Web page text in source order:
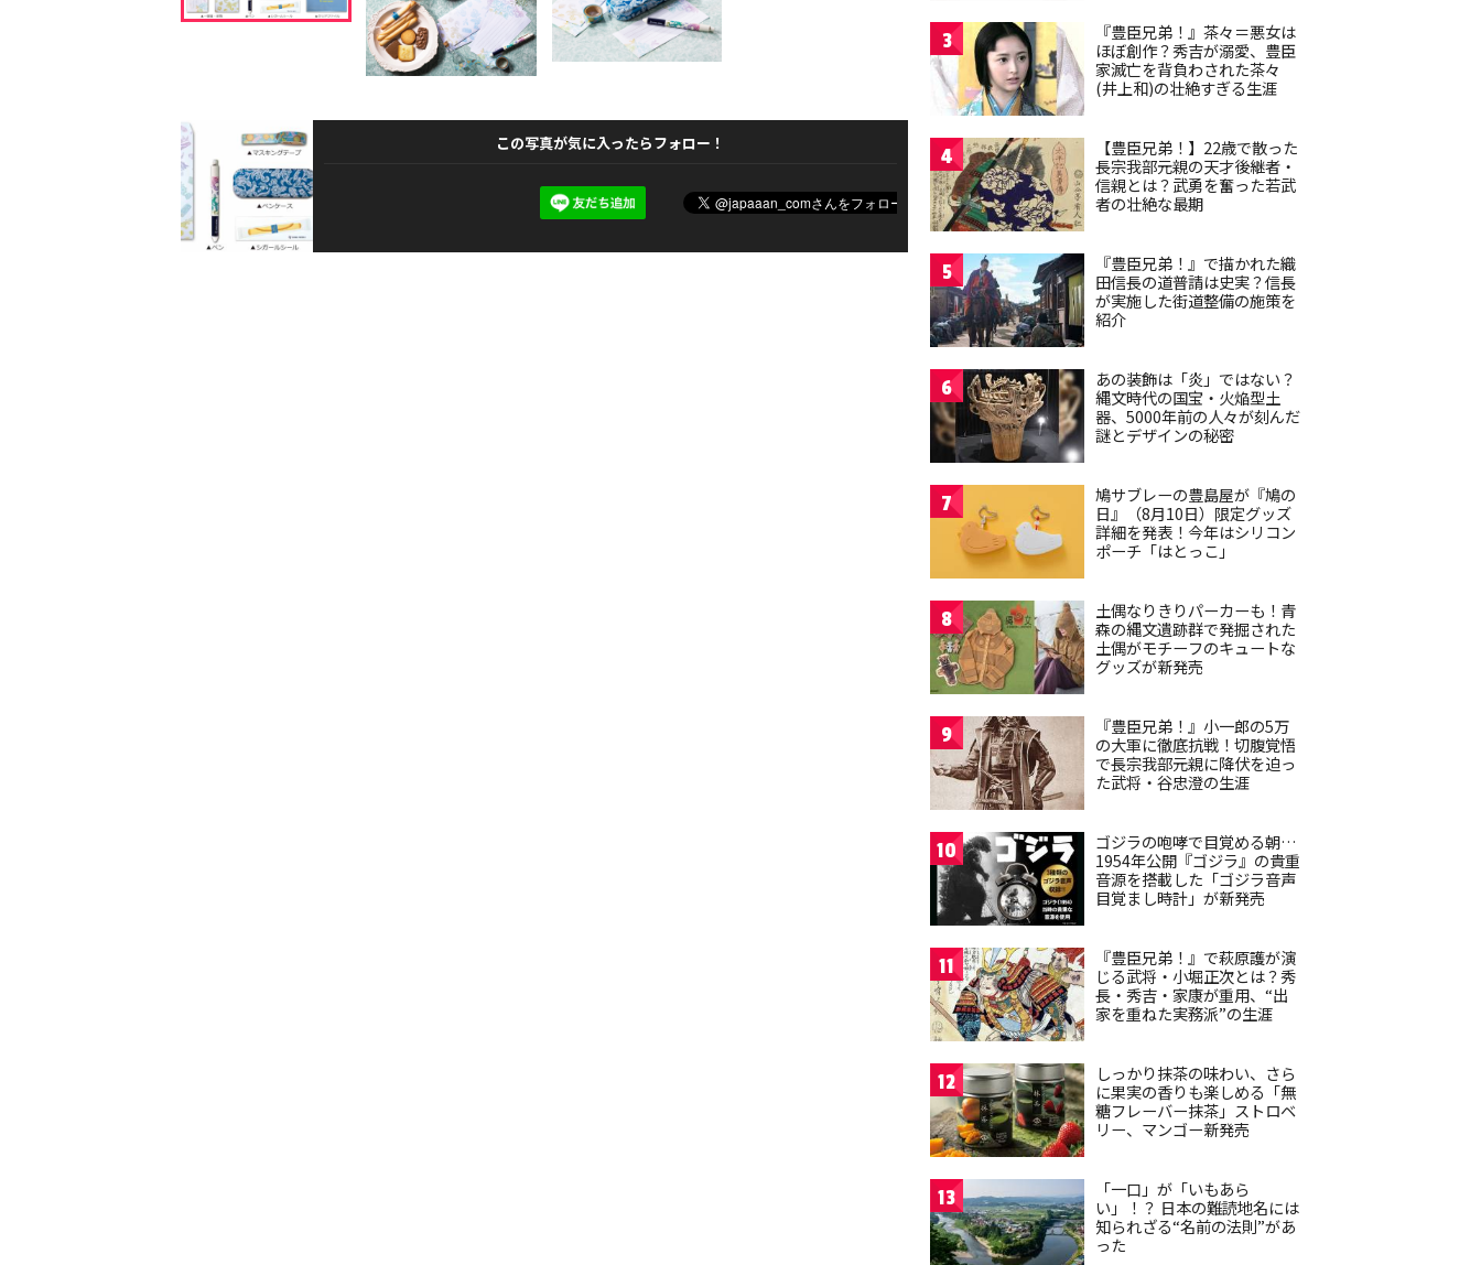
この写真が気に入ったらフォロー！
3
『豊臣兄弟！』茶々＝悪女は
ほぼ創作？秀吉が溺愛、豊臣
家滅亡を背負わされた茶々
(井上和)の壮絶すぎる生涯
4
【豊臣兄弟！】22歳で散った
長宗我部元親の天才後継者・
信親とは？武勇を奮った若武
者の壮絶な最期
5
『豊臣兄弟！』で描かれた織
田信長の道普請は史実？信長
が実施した街道整備の施策を
紹介
6
あの装飾は「炎」ではない？
縄文時代の国宝・火焔型土
器、5000年前の人々が刻んだ
謎とデザインの秘密
7
鳩サブレーの豊島屋が『鳩の
日』（8月10日）限定グッズ
詳細を発表！今年はシリコン
ポーチ「はとっこ」
8
土偶なりきりパーカーも！青
森の縄文遺跡群で発掘された
土偶がモチーフのキュートな
グッズが新発売
9
『豊臣兄弟！』小一郎の5万
の大軍に徹底抗戦！切腹覚悟
で長宗我部元親に降伏を迫っ
た武将・谷忠澄の生涯
10
ゴジラの咆哮で目覚める朝…
1954年公開『ゴジラ』の貴重
音源を搭載した「ゴジラ音声
目覚まし時計」が新発売
11
『豊臣兄弟！』で萩原護が演
じる武将・小堀正次とは？秀
長・秀吉・家康が重用、“出
家を重ねた実務派”の生涯
12
しっかり抹茶の味わい、さら
に果実の香りも楽しめる「無
糖フレーバー抹茶」ストロベ
リー、マンゴー新発売
13
「一口」が「いもあら
い」！？ 日本の難読地名には
知られざる“名前の法則”があ
った